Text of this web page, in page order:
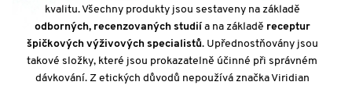
kvalitu. Všechny produkty jsou sestaveny na základě
odborných, recenzovaných studií a na základě receptur
špičkových výživových specialistů. Upřednostňovány jsou
takové složky, které jsou prokazatelně účinné při správném
dávkování. Z etických důvodů nepoužívá značka Viridian